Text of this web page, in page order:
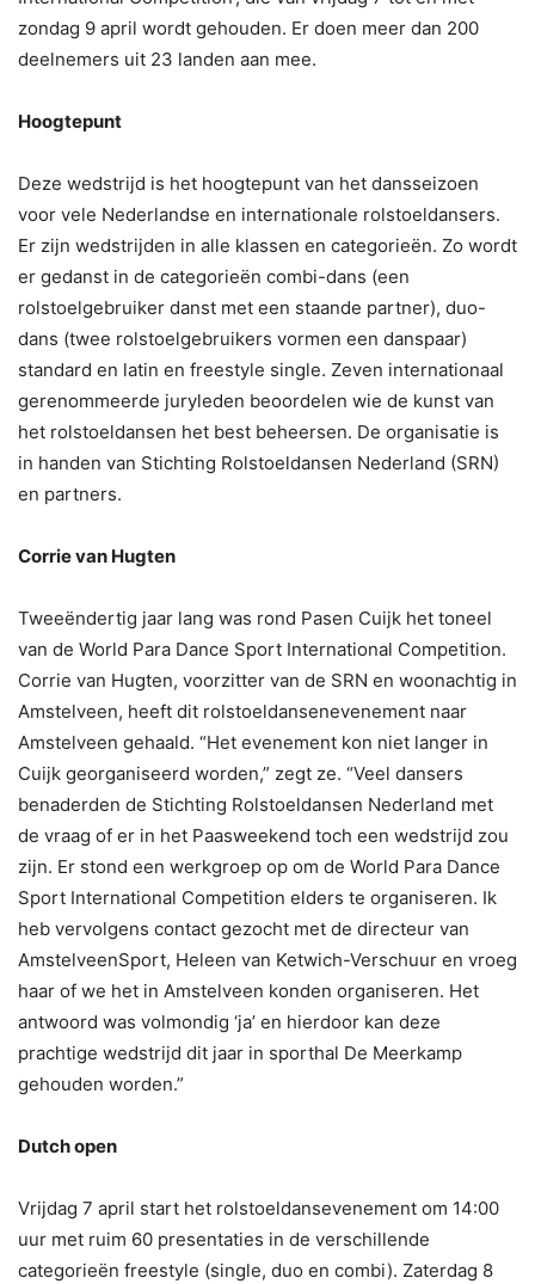
zondag 9 april wordt gehouden. Er doen meer dan 200
deelnemers uit 23 landen aan mee.
Hoogtepunt
Deze wedstrijd is het hoogtepunt van het dansseizoen
voor vele Nederlandse en internationale rolstoeldansers.
Er zijn wedstrijden in alle klassen en categorieën. Zo wordt
er gedanst in de categorieën combi-dans (een
rolstoelgebruiker danst met een staande partner), duo-
dans (twee rolstoelgebruikers vormen een danspaar)
standard en latin en freestyle single. Zeven internationaal
gerenommeerde juryleden beoordelen wie de kunst van
het rolstoeldansen het best beheersen. De organisatie is
in handen van Stichting Rolstoeldansen Nederland (SRN)
en partners.
Corrie van Hugten
Tweeëndertig jaar lang was rond Pasen Cuijk het toneel
van de World Para Dance Sport International Competition.
Corrie van Hugten, voorzitter van de SRN en woonachtig in
Amstelveen, heeft dit rolstoeldansenevenement naar
Amstelveen gehaald. “Het evenement kon niet langer in
Cuijk georganiseerd worden,” zegt ze. “Veel dansers
benaderden de Stichting Rolstoeldansen Nederland met
de vraag of er in het Paasweekend toch een wedstrijd zou
zijn. Er stond een werkgroep op om de World Para Dance
Sport International Competition elders te organiseren. Ik
heb vervolgens contact gezocht met de directeur van
AmstelveenSport, Heleen van Ketwich-Verschuur en vroeg
haar of we het in Amstelveen konden organiseren. Het
antwoord was volmondig ‘ja’ en hierdoor kan deze
prachtige wedstrijd dit jaar in sporthal De Meerkamp
gehouden worden.”
Dutch open
Vrijdag 7 april start het rolstoeldansevenement om 14:00
uur met ruim 60 presentaties in de verschillende
categorieën freestyle (single, duo en combi). Zaterdag 8